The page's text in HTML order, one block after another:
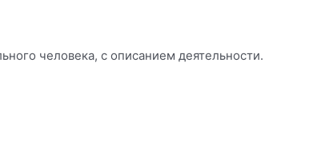
человека, с описанием деятельности.